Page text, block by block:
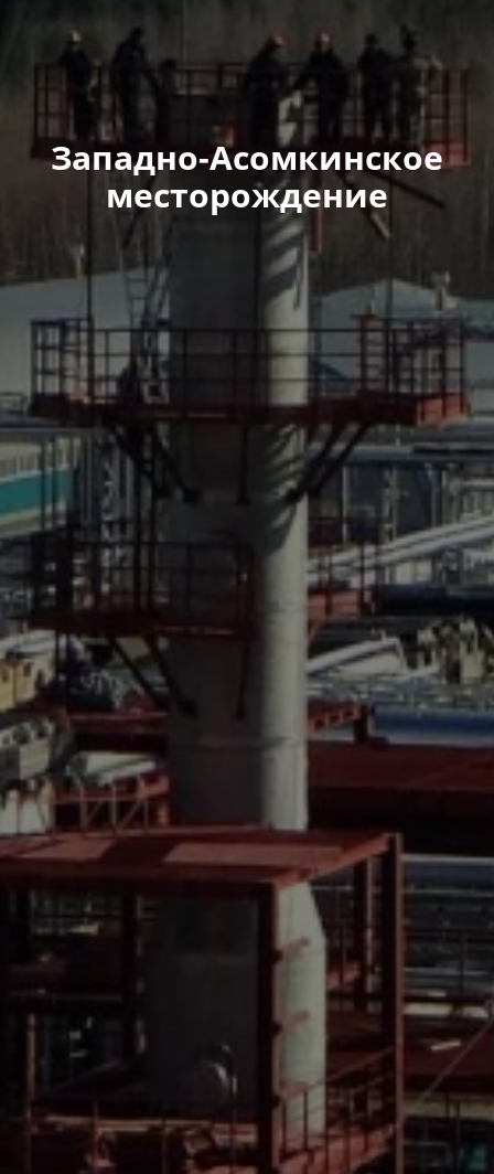
Западно-Асомкинское
месторождение​